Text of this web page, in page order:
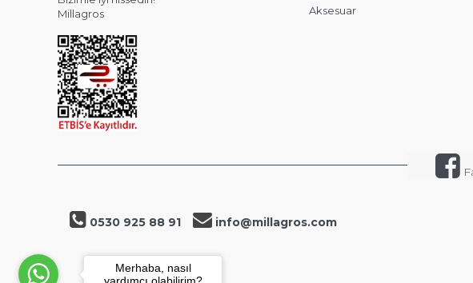
Millagros
Aksesuar
0530 925 88 91 info@millagros.com
Merhaba, nasıl